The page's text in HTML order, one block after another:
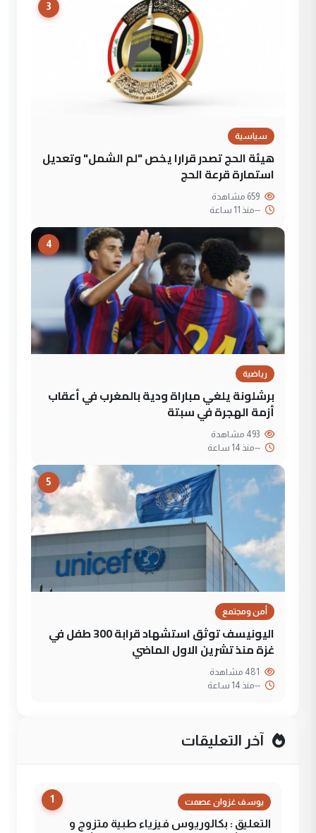
3
سياسية
هيئة الحج تصدر قرارا يخص "لم الشمل" وتعديل
استمارة قرعة الحج
--منذ 11 ساعة
4
رياضية
برشلونة يلغي مباراة ودية بالمغرب في أعقاب
أزمة الهجرة في سبتة
--منذ 14 ساعة
5
أمن ومجتمع
اليونيسف توثق استشهاد قرابة 300 طفل في
غزة منذ تشرين الاول الماضي
--منذ 14 ساعة
آخر التعليقات
1 يوسف غزوان عصمت
التعليق : بكالوريوس فيزياء طبية متزوج و